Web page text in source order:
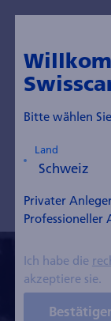
Dr.
Bitte wählen
Land
Privater
Professioneller
Ich habe die
akzeptiere sie.